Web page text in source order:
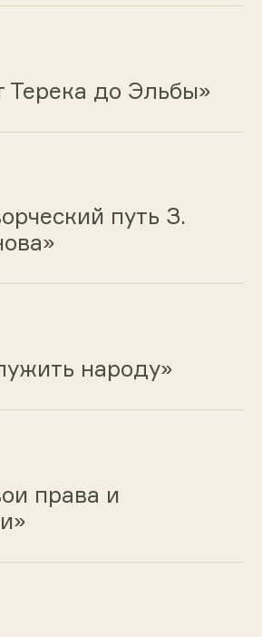
Терека до Эльбы»
путь З.
народу»
права и